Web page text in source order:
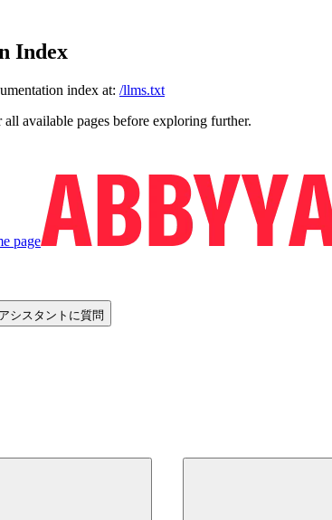
Index
index at: /llms.txt
available pages before exploring further.
page
アシスタントに質問